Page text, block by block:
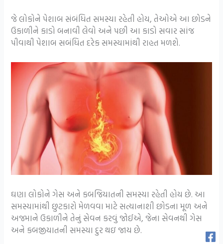
જે લોકોને પેશાબ સંબંધિત સમસ્યા રહેતી હોય, તેઓએ આ છોડને
ઉકાળીને કાડો બનાવી લેવો અને પછી આ કાડો સવાર સાંજ
પીવાથી પેશાબ સબંધિત દરેક સમસ્યામાંથી રાહત મળશે.
ઘણા લોકોને ગેસ અને કબજિયાતની સમસ્યા રહેતી હોય છે. આ
સમસ્યામાંથી છુટકારો મેળવવા માટે સત્યાનાશી છોડના મૂળ અને
અજમાને ઉકાળીને તેનું સેવન કરવું જોઈએ, જેના સેવનથી ગેસ
અને કબજીયાતની સમસ્યા દુર થઇ જાય છે.